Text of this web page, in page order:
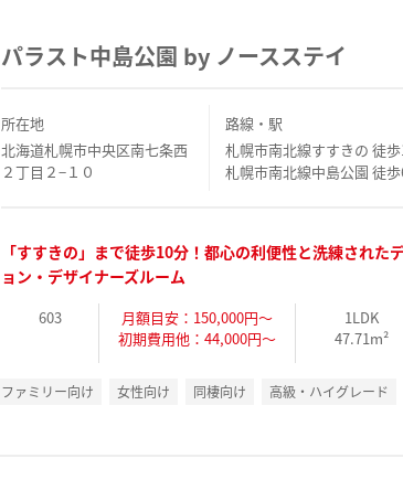
パラスト中島公園 by ノースステイ
所在地
北海道札幌市中央区南七条西
２丁目２−１０
路線・駅
札幌市南北線すすきの 徒
札幌市南北線中島公園 徒
「すすきの」まで徒歩10分！都心の利便性と洗練された
ョン・デザイナーズルーム
603
月額目安：150,000円～
初期費用他：44,000円～
1LDK
47.71m²
ファミリー向け 女性向け 同棲向け 高級・ハイグレード